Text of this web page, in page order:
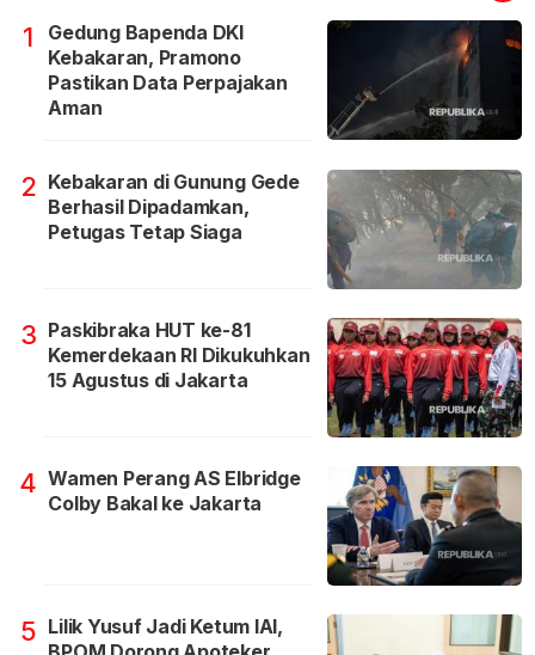
1
Gedung Bapenda DKI
Kebakaran, Pramono
Pastikan Data Perpajakan
Aman
2 Kebakaran di Gunung Gede
Berhasil Dipadamkan,
Petugas Tetap Siaga
3 Paskibraka HUT ke-81
Kemerdekaan RI Dikukuhkan
15 Agustus di Jakarta
4 Wamen Perang AS Elbridge
Colby Bakal ke Jakarta
5 Lilik Yusuf Jadi Ketum IAI,